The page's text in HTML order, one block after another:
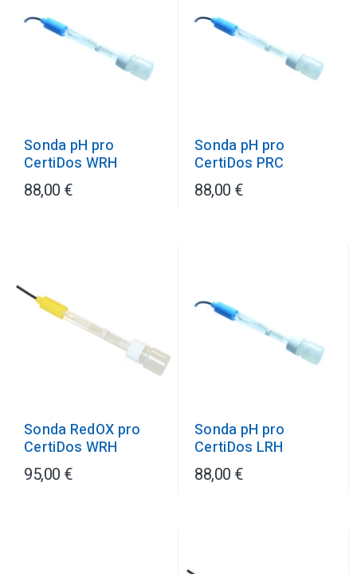
Sonda pH pro
CertiDos WRH
88,00 €
Sonda pH pro
CertiDos PRC
88,00 €
Sonda RedOX pro
CertiDos WRH
95,00 €
Sonda pH pro
CertiDos LRH
88,00 €